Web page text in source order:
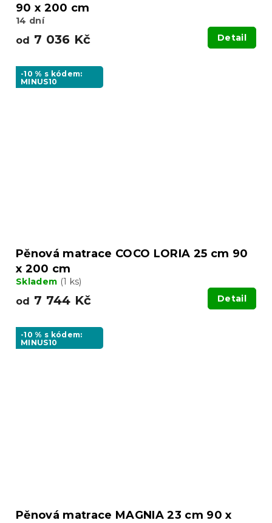
90 x 200 cm
14 dní
od 7 036 Kč Detail
-10 % s kódem:
MINUS10
Pěnová matrace COCO LORIA 25 cm 90
x 200 cm
Skladem (1 ks)
od 7 744 Kč Detail
-10 % s kódem:
MINUS10
Pěnová matrace MAGNIA 23 cm 90 x